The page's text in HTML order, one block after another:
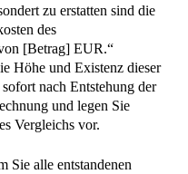
zu erstatten sind die
des
[Betrag] EUR.“
Höhe und Existenz dieser
nach Entstehung der
und legen Sie
Vergleichs vor.
Sie alle entstandenen